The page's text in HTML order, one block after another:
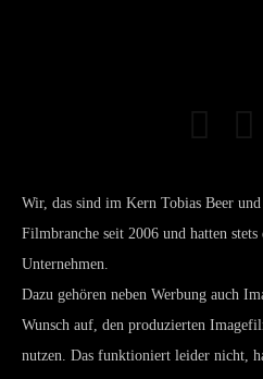
Wir, das sind im Kern Tobias Beer
Filmbranche seit 2006 und hatten
Unternehmen.
Dazu gehören neben Werbung auch
Wunsch auf, den produzierten
nutzen. Das funktioniert leider nicht,